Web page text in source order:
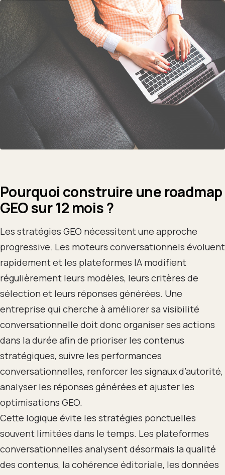
Pourquoi construire une roadmap
GEO sur 12 mois ?
Les stratégies GEO nécessitent une approche
progressive. Les moteurs conversationnels évoluent
rapidement et les plateformes IA modifient
régulièrement leurs modèles, leurs critères de
sélection et leurs réponses générées. Une
entreprise qui cherche à améliorer sa visibilité
conversationnelle doit donc organiser ses actions
dans la durée afin de prioriser les contenus
stratégiques, suivre les performances
conversationnelles, renforcer les signaux d’autorité,
analyser les réponses générées et ajuster les
optimisations GEO.
Cette logique évite les stratégies ponctuelles
souvent limitées dans le temps. Les plateformes
conversationnelles analysent désormais la qualité
des contenus, la cohérence éditoriale, les données